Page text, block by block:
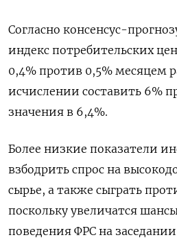
Согласно консенсус-
индекс потребительских
0,4% против 0,5% месяцем
исчислении составить 6%
значения в 6,4%.
Более низкие показатели
взбодрить спрос на
сырье, а также сыграть
поскольку увеличатся
поведения ФРС на